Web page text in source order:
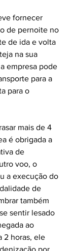
fornecer
de pernoite no
de ida e volta
na sua
empresa pode
para a
para o
mais de 4
é obrigada a
de
voo, o
a execução do
de
também
sentir lesado
ao
2 horas, ele
por